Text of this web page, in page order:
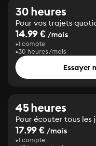
30 heures
Pour vos trajets
14.99 € /mois
1 compte
30 heures/mois
Essayer
45 heures
Pour écouter tous les
17.99 € /mois
1 compte